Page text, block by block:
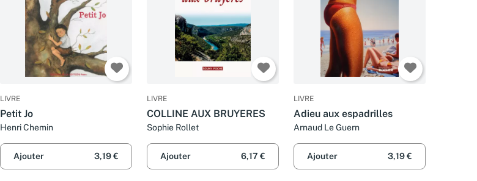
LIVRE
Petit Jo
Henri Chemin
Ajouter 3,19 €
LIVRE
COLLINE AUX BRUYERES
Sophie Rollet
Ajouter 6,17 €
LIVRE
Adieu aux espadrilles
Arnaud Le Guern
Ajouter 3,19 €